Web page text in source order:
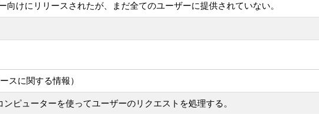
向けにリリースされたが、まだ全てのユーザーに提供されていない。
スに関する情報）
ピューターを使ってユーザーのリクエストを処理する。